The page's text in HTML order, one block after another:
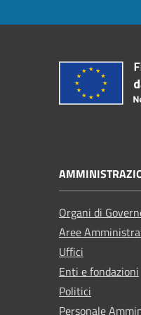
Organi di
Aree
Uffici
Enti e fondazioni
Politici
Personale